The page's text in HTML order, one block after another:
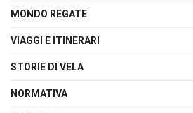
MONDO REGATE
VIAGGI E ITINERARI
STORIE DI VELA
NORMATIVA